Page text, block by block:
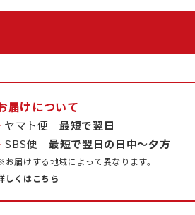
届けについて
ヤマト便最短で翌日
SBS便最短で翌日の日中〜夕方
お届けする地域によって異なります。
しくはこちら